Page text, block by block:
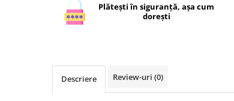
Plătești în siguranță, așa cum
dorești
Descriere Review-uri (0)